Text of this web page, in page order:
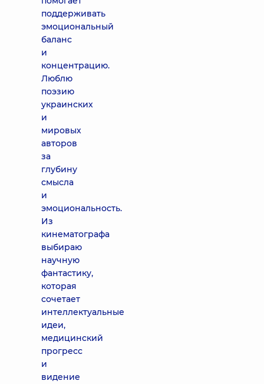
поддерживать
эмоциональный
баланс
и
концентрацию.
Люблю
поэзию
украинских
и
мировых
авторов
за
глубину
смысла
и
эмоциональность.
Из
кинематографа
выбираю
научную
фантастику,
которая
сочетает
интеллектуальные
идеи,
медицинский
прогресс
и
видение